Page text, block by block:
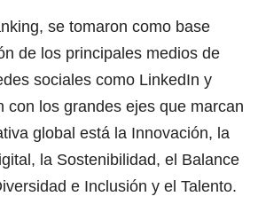
se tomaron como base
de los principales medios de
sociales como LinkedIn y
con los grandes ejes que marcan
global está la Innovación, la
la Sostenibilidad, el Balance
e Inclusión y el Talento.